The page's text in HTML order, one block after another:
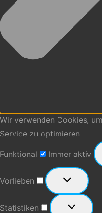
Wir verwenden Cookies,
Service zu optimieren.
Funktional Immer aktiv
Vorlieben
Vorlieben
Statistiken
Statistiken